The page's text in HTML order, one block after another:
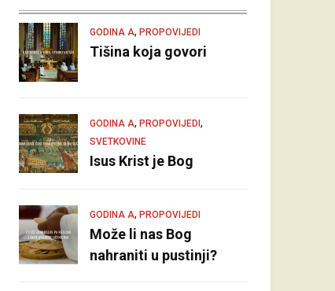
GODINA A, PROPOVIJEDI
Tišina koja govori
GODINA A, PROPOVIJEDI ,
SVETKOVINE
Isus Krist je Bog
GODINA A, PROPOVIJEDI
Može li nas Bog
nahraniti u pustinji?